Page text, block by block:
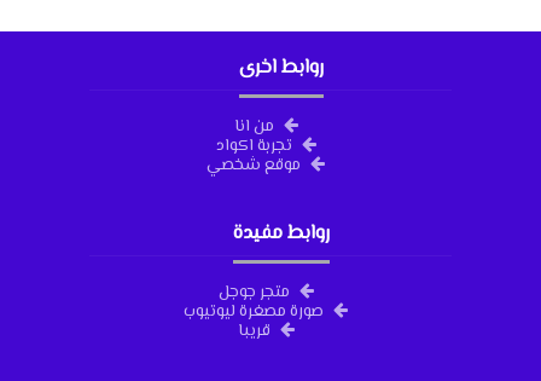
روابط اخرى
من انا
تجربة اكواد
موقع شخصي
روابط مفيدة
متجر جوجل
صورة مصغرة ليوتيوب
قريبا